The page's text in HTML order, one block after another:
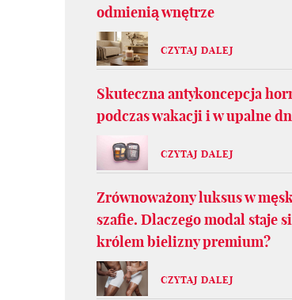
odmienią wnętrze
CZYTAJ DALEJ
Skuteczna antykoncepcja
podczas wakacji i w upalne
CZYTAJ DALEJ
Zrównoważony luksus w
szafie. Dlaczego modal staje
królem bielizny premium?
CZYTAJ DALEJ